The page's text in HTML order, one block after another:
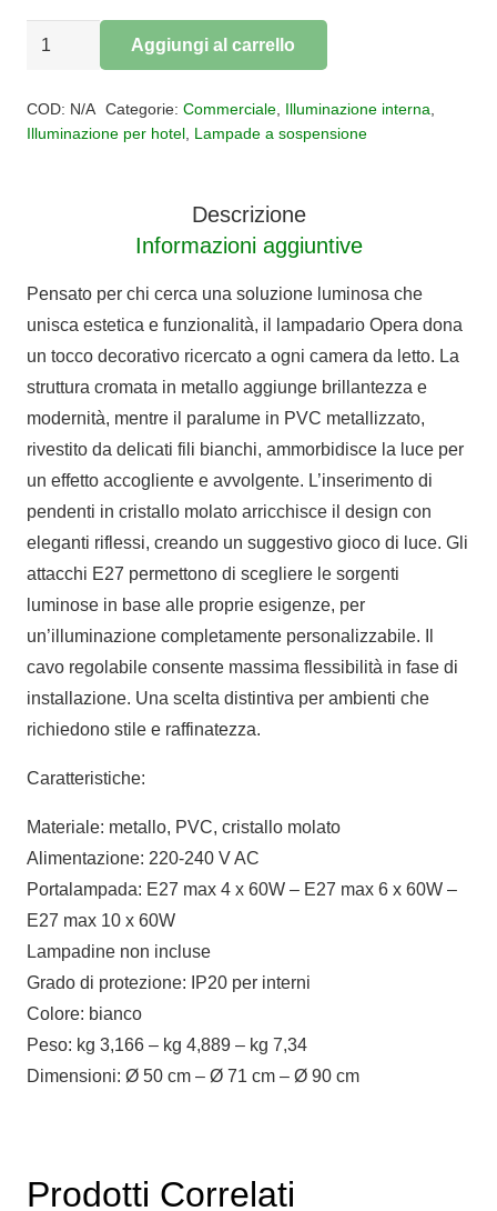
Lampada
cristallo
Aggiungi al carrello
COD: N/A Categorie: Commerciale, Illuminazione interna
Illuminazione per hotel Lampade a sospensione
Descrizione
Informazioni aggiuntive
Pensato per chi cerca una soluzione luminosa che
unisca estetica e funzionalità, il lampadario Opera dona
un tocco decorativo ricercato a ogni camera da letto. La
struttura cromata in metallo aggiunge brillantezza e
modernità, mentre il paralume in PVC metallizzato,
rivestito da delicati fili bianchi, ammorbidisce la luce per
un effetto accogliente e avvolgente. L’inserimento di
pendenti in cristallo molato arricchisce il design con
eleganti riflessi, creando un suggestivo gioco di luce. Gli
attacchi E27 permettono di scegliere le sorgenti
luminose in base alle proprie esigenze, per
un’illuminazione completamente personalizzabile. Il
cavo regolabile consente massima flessibilità in fase di
installazione. Una scelta distintiva per ambienti che
richiedono stile e raffinatezza.
Caratteristiche:
Materiale: metallo, PVC, cristallo molato
Alimentazione: 220-240 V AC
Portalampada: E27 max 4 x 60W – E27 max 6 x 60W –
E27 max 10 x 60W
Lampadine non incluse
Grado di protezione: IP20 per interni
Colore: bianco
Peso: kg 3,166 – kg 4,889 – kg 7,34
Dimensioni: Ø 50 cm – Ø 71 cm – Ø 90 cm
Prodotti Correlati